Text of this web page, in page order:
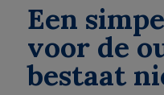
Een
voor de
bestaat